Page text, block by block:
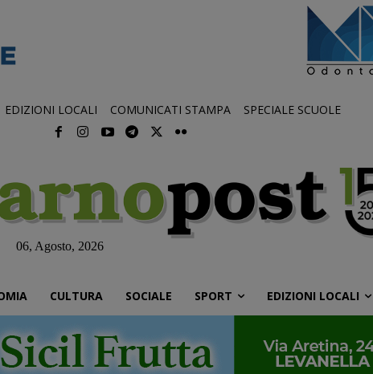
EDIZIONI LOCALI COMUNICATI STAMPA SPECIALE SCUOLE
06, Agosto, 2026
CULTURA SOCIALE SPORT EDIZIONI LOCALI